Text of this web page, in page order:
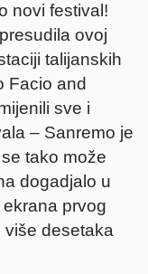
novi festival!
ovoj
talijanskih
Facio and
sve i
– Sanremo je
tako može
dogadjalo u
prvog
više desetaka